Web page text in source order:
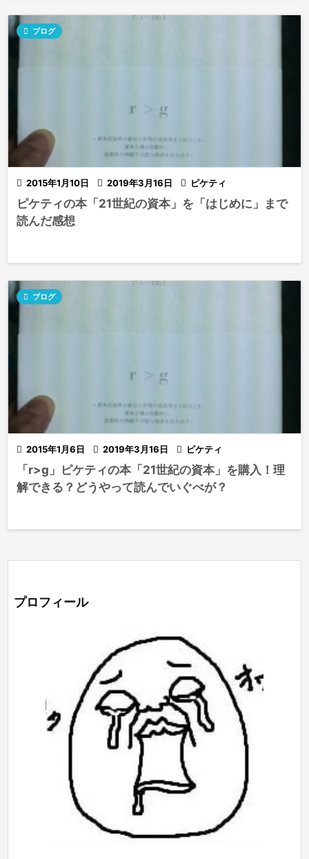
 2015年1月10日  2019年3月16日
 ブログ
 ピケティ
ピケティの本「21世紀の資本」を「はじめに」まで
読んだ感想
 2015年1月6日  2019年3月16日
 ブログ
 ピケティ
「r>g」ピケティの本「21世紀の資本」を購入！理
解できる？どうやって読んでいぐべが？
プロフィール